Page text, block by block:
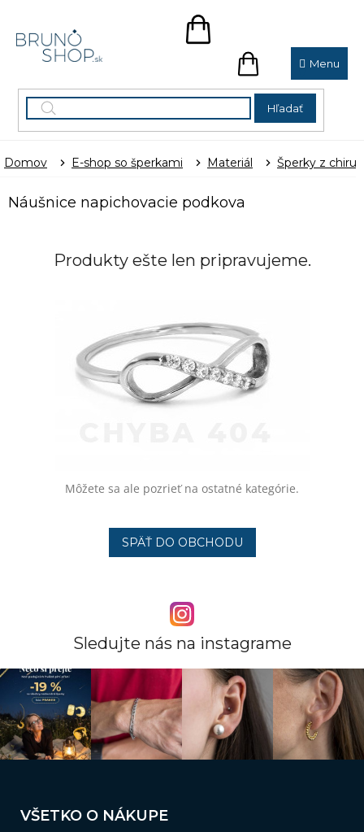
obsah
Hľadať
NÁKUPNÝ
NÁKUPNÝ
KOŠÍK
Domov E-shop so šperkami Materiál Šperky z
Náušnice napichovacie podkova
Produkty ešte len pripravujeme.
Môžete sa ale pozrieť na ostatné kategórie.
SPÄŤ DO OBCHODU
Sledujte nás na instagrame
VŠETKO O NÁKUPE